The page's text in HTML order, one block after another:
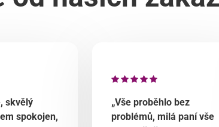
skvělý
spokojen,
„Vše proběhlo bez
problémů, milá paní vše